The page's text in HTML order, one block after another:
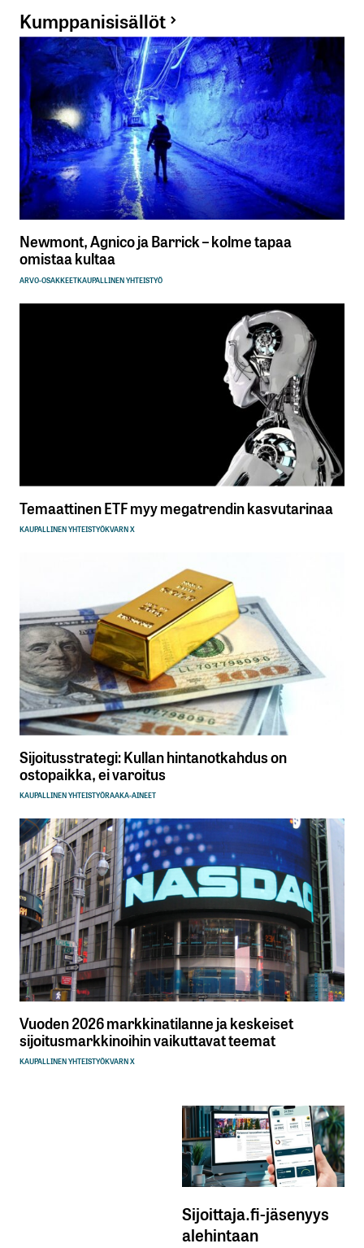
Kumppanisisällöt
Newmont, Agnico ja Barrick – kolme tapaa
omistaa kultaa
ARVO-OSAKKEETKAUPALLINEN YHTEISTYÖ
Temaattinen ETF myy megatrendin kasvutarinaa
KAUPALLINEN YHTEISTYÖKVARN X
Sijoitusstrategi: Kullan hintanotkahdus on
ostopaikka, ei varoitus
KAUPALLINEN YHTEISTYÖRAAKA-AINEET
Vuoden 2026 markkinatilanne ja keskeiset
sijoitusmarkkinoihin vaikuttavat teemat
KAUPALLINEN YHTEISTYÖKVARN X
Sijoittaja.fi-jäsenyys
alehintaan